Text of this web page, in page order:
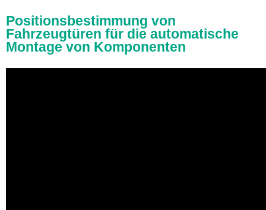
Positionsbestimmung von
Fahrzeugtüren für die automatische
Montage von Komponenten